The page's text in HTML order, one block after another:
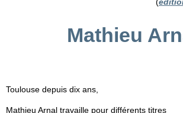
(
Mathieu
Toulouse depuis dix ans,
Mathieu Arnal travaille pour différents titres